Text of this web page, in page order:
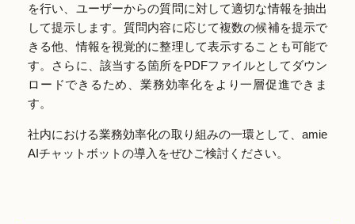
を行い、ユーザーからの質問に対して適切な情報を抽出
して提示します。質問内容に応じて複数の候補を提示で
きる他、情報を視覚的に整理して表示することも可能で
す。さらに、該当する箇所をPDFファイルとしてダウン
ロードできるため、業務効率化をより一層促進できま
す。
社内における業務効率化の取り組みの一環として、amie
AIチャットボットの導入をぜひご検討ください。